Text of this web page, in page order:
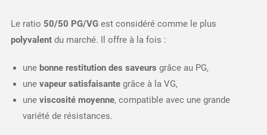
Le ratio 50/50 PG/VGest considéré comme le plus
polyvalentdu marché. Il offre à la fois :
une bonne restitution des saveurs grâce au PG,
une vapeur satisfaisantegrâce à la VG,
une viscosité moyenne, compatible avec une grande
variété de résistances.